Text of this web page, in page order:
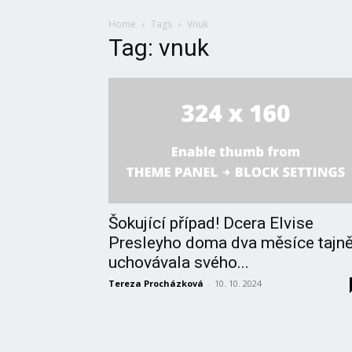
Home Tags Vnuk
Tag: vnuk
Šokující případ! Dcera Elvise
Presleyho doma dva měsíce
uchovávala svého...
Tereza Procházková - 10. 10. 2024